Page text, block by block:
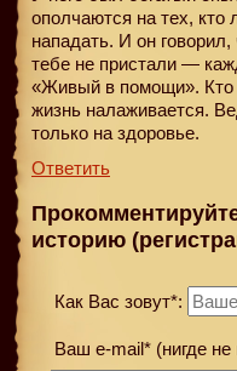
ополчаются на тех, кто
нападать. И он
тебе не пристали —
«Живый в помощи».
жизнь налаживается.
только на здоровье.
Ответить
историю
Как Вас зовут*:
Ваш e-mail* (нигде не